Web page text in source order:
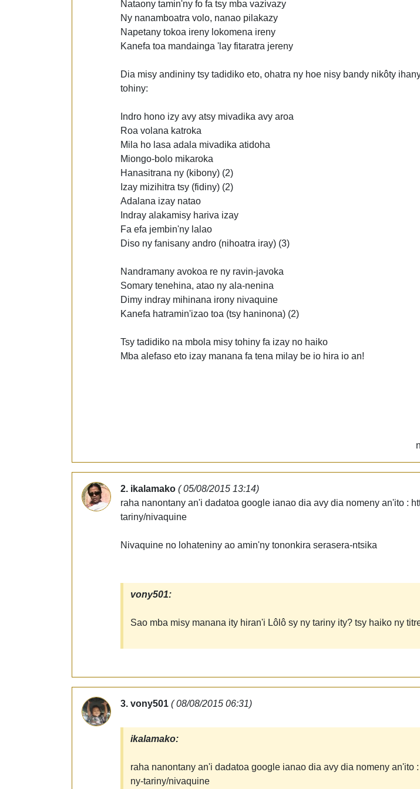
Nataony tamin'ny fo fa tsy mba vazivazy
Ny nanamboatra volo, nanao pilakazy
Napetany tokoa ireny lokomena ireny
Kanefa toa mandainga 'lay fitaratra jereny
Dia misy andininy tsy tadidiko eto, ohatra ny hoe nisy bandy nikôty
tohiny:
Indro hono izy avy atsy mivadika avy aroa
Roa volana katroka
Mila ho lasa adala mivadika atidoha
Miongo-bolo mikaroka
Hanasitrana ny (kibony) (2)
Izay mizihitra tsy (fidiny) (2)
Adalana izay natao
Indray alakamisy hariva izay
Fa efa jembin'ny lalao
Diso ny fanisany andro (nihoatra iray) (3)
Nandramany avokoa re ny ravin-javoka
Somary tenehina, atao ny ala-nenina
Dimy indray mihinana irony nivaquine
Kanefa hatramin'izao toa (tsy haninona) (2)
Tsy tadidiko na mbola misy tohiny fa izay no haiko
Mba alefaso eto izay manana fa tena milay be io hira io an!
2. ikalamako ( 05/08/2015 13:14)
raha nanontany an'i dadatoa google ianao dia avy dia nomeny an'ito :
tariny/nivaquine
Nivaquine no lohateniny ao amin'ny tononkira serasera-ntsika
vony501:
Sao mba misy manana ity hiran'i Lôlô sy ny tariny ity? tsy haiko ny
3. vony501 ( 08/08/2015 06:31)
ikalamako:
raha nanontany an'i dadatoa google ianao dia avy dia nomeny an'ito
ny-tariny/nivaquine